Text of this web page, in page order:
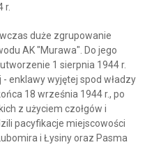
r.
duże zgrupowanie
AK "Murawa". Do jego
1 sierpnia 1944 r.
enklawy wyjętej spod władzy
18 września 1944 r., po
z użyciem czołgów i
pacyfikacje miejscowości
i Łysiny oraz Pasma